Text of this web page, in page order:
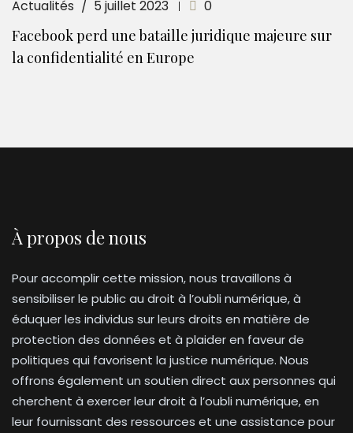
Actualités 5 juillet 2023 0
Facebook perd une bataille juridique majeure sur
la confidentialité en Europe
À propos de nous
Pour accomplir cette mission, nous travaillons à
sensibiliser le public au droit à l’oubli numérique, à
éduquer les individus sur leurs droits en matière de
protection des données et à plaider en faveur de
politiques qui favorisent la justice numérique. Nous
offrons également un soutien direct aux personnes qui
cherchent à exercer leur droit à l’oubli numérique, en
leur fournissant des ressources et une assistance pour